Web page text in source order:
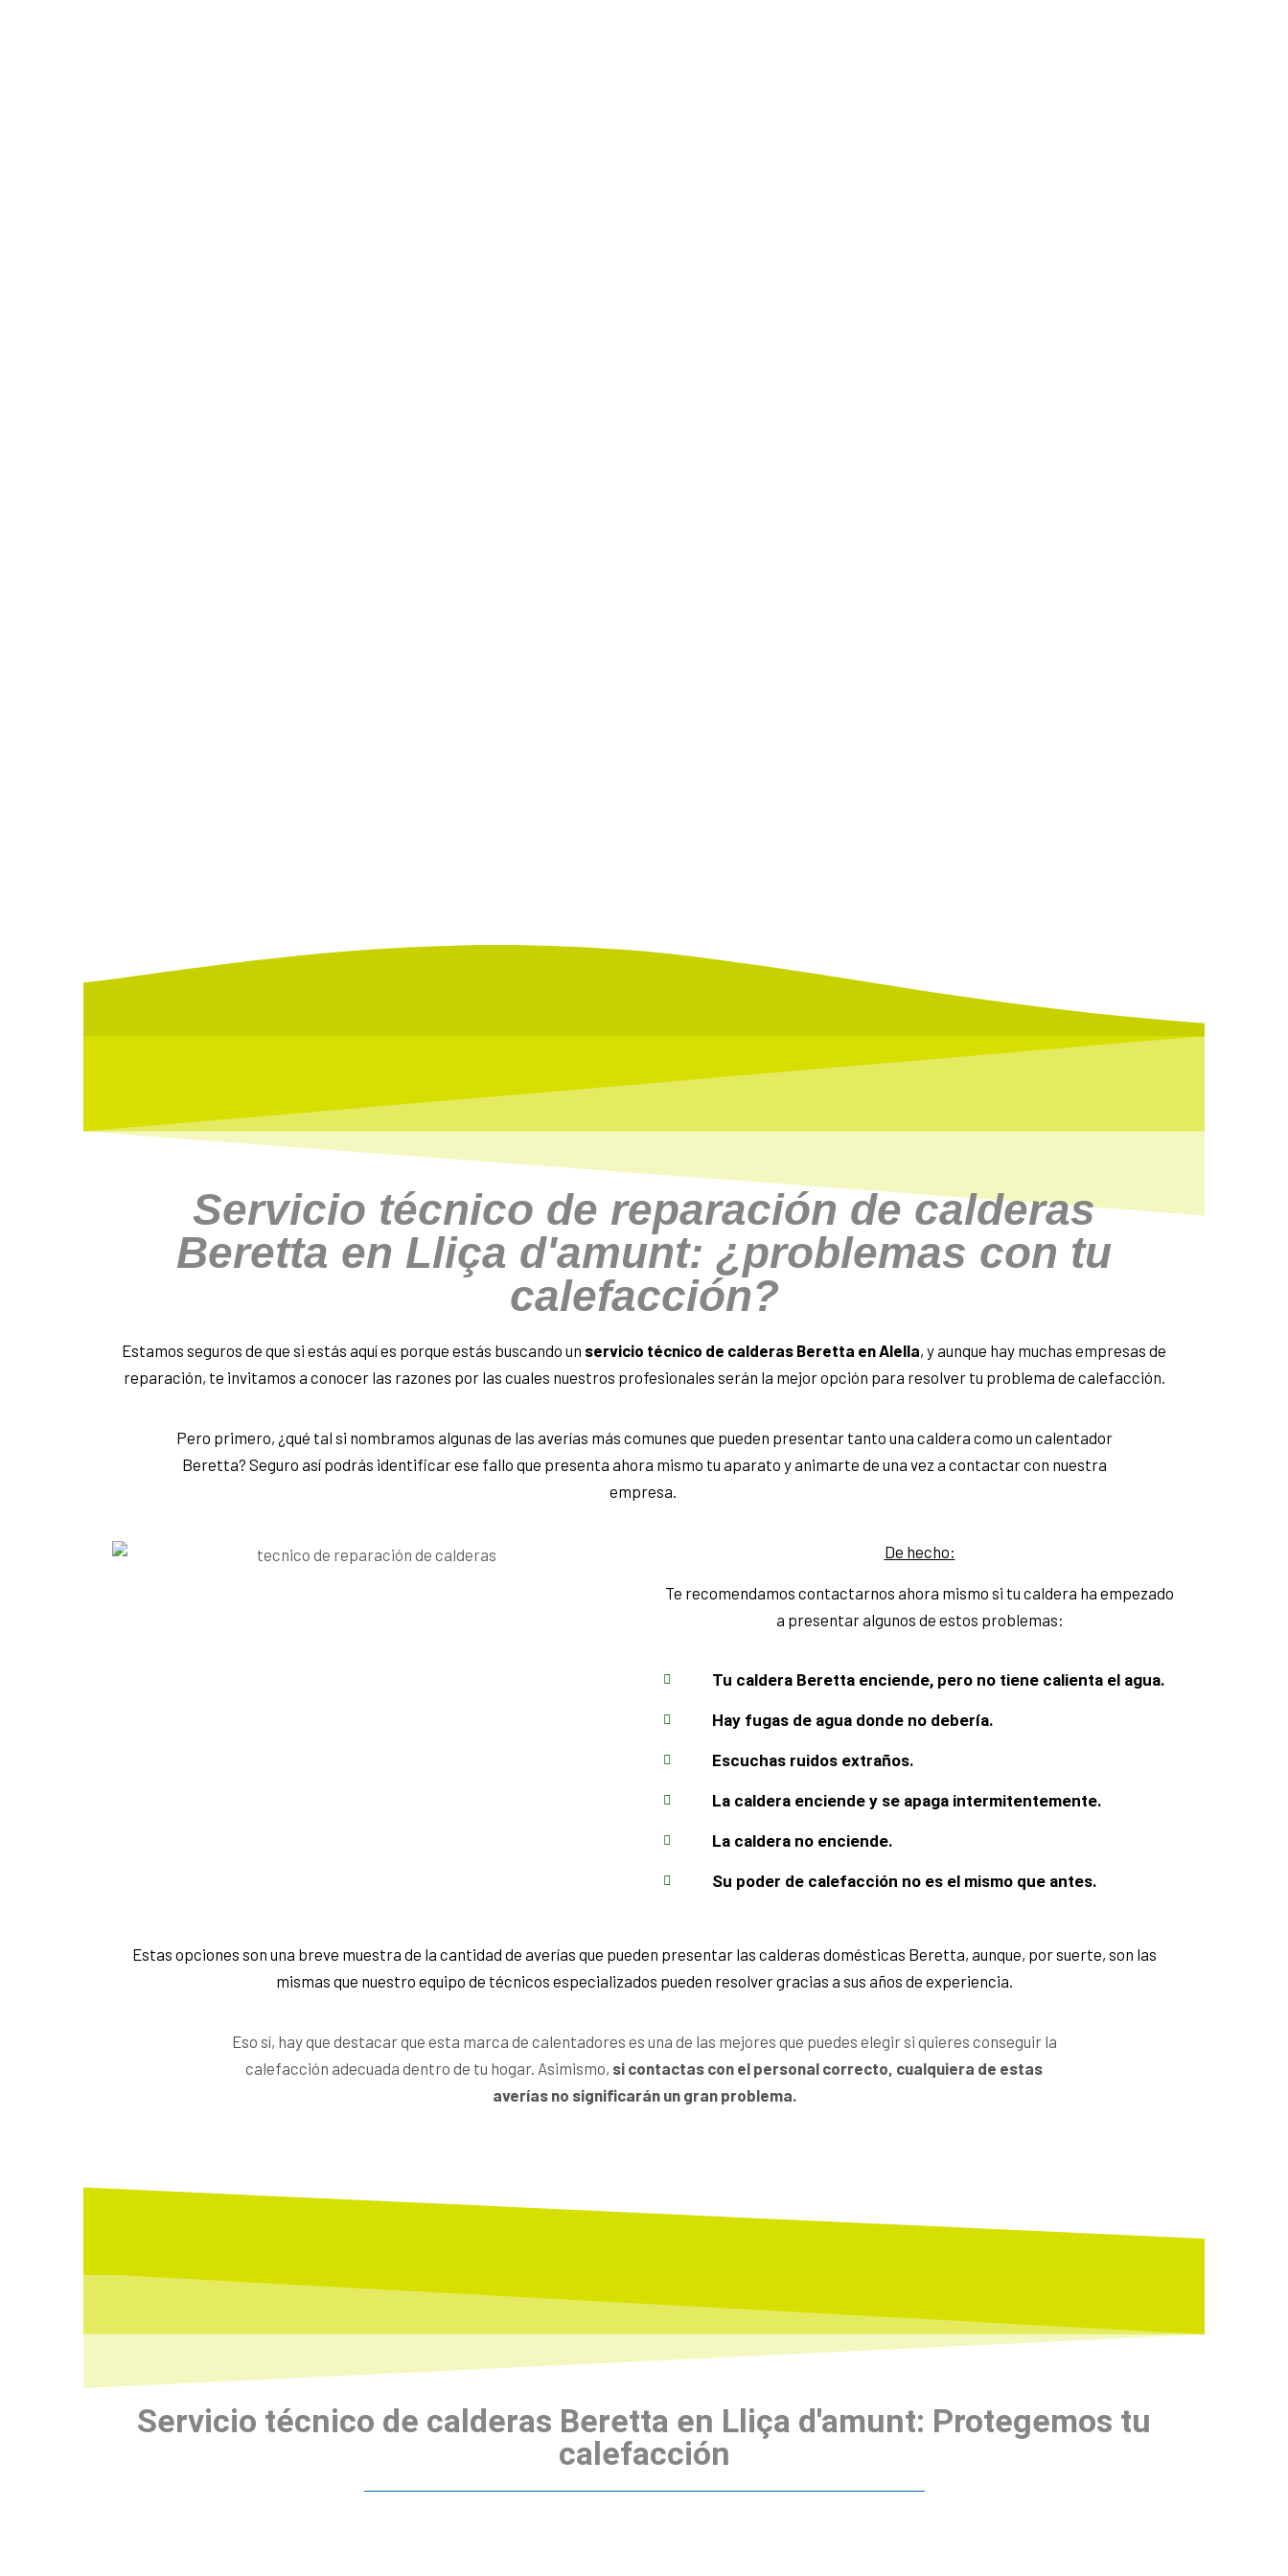
Servicio técnico de reparación de calderas
Beretta en Lliça d'amunt: ¿problemas con tu
calefacción?
Estamos seguros de que si estás aquí es porque estás buscando un servicio técnico de calderas Beretta enAlella, y aunque hay muchas empresas de
reparación, te invitamos a conocer las razones por las cuales nuestros profesionales serán la mejor opción para resolver tu problema de calefacción.
Pero primero, ¿qué tal si nombramos algunas de las averías más comunes que pueden presentar tanto una caldera como un calentador
Beretta? Seguro así podrás identificar ese fallo que presenta ahora mismo tu aparato y animarte de una vez a contactar con nuestra
empresa.
De hecho:
Te recomendamos contactarnos ahora mismo si tu caldera ha empezado
a presentar algunos de estos problemas:
Tu caldera Beretta enciende, pero no tiene calienta el agua.
Hay fugas de agua donde no debería.
Escuchas ruidos extraños.
La caldera enciende y se apaga intermitentemente.
La caldera no enciende.
Su poder de calefacción no es el mismo que antes.
Estas opciones son una breve muestra de la cantidad de averías que pueden presentar las calderas domésticas Beretta, aunque, por suerte, son las
mismas que nuestro equipo de técnicos especializados pueden resolver gracias a sus años de experiencia.
Eso sí, hay que destacar que esta marca de calentadores es una de las mejores que puedes elegir si quieres conseguir la
calefacción adecuada dentro de tu hogar. Asimismo, si contactas con el personal correcto, cualquiera de estas
averías no significarán un gran problema.
Servicio técnico de calderas Beretta en Lliça d'amunt: Protegemos tu
calefacción